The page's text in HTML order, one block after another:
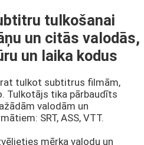
tulkošanai
un citās valodās,
un laika kodus
tulkot subtitrus filmām,
Tulkotājs tika pārbaudīts
valodām un
SRT, ASS, VTT.
mērķa valodu un